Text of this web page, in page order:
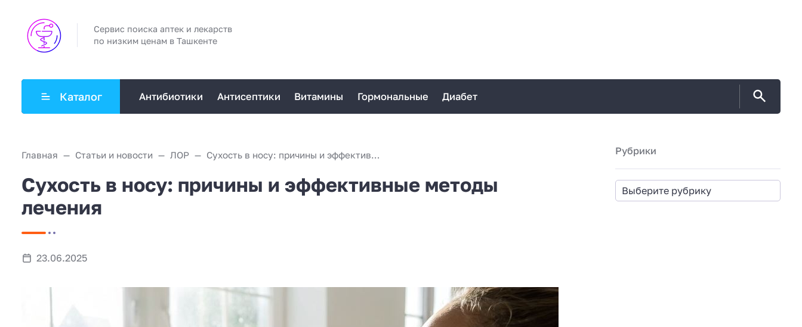
Сервис поиска аптек и лекарств
по низким ценам в Ташкенте
Каталог Антибиотики Антисептики Витамины Гормональные Диабет
Главная Статьи и новости ЛОР Сухость в носу: причины и эффективные методы лечения
Сухость в носу: причины и эффективные методы
лечения
23.06.2025
Рубрики